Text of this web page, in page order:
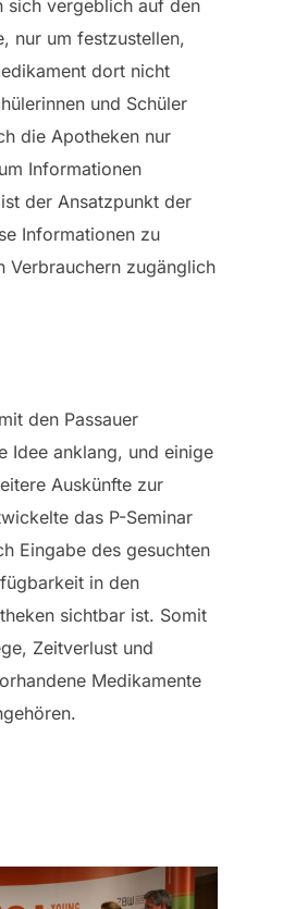
sich vergeblich auf den
nur um festzustellen,
dort nicht
und Schüler
die Apotheken nur
Informationen
der Ansatzpunkt der
Informationen zu
Verbrauchern zugänglich
den Passauer
Idee anklang, und einige
Auskünfte zur
das P-Seminar
Eingabe des gesuchten
in den
sichtbar ist. Somit
Zeitverlust und
Medikamente